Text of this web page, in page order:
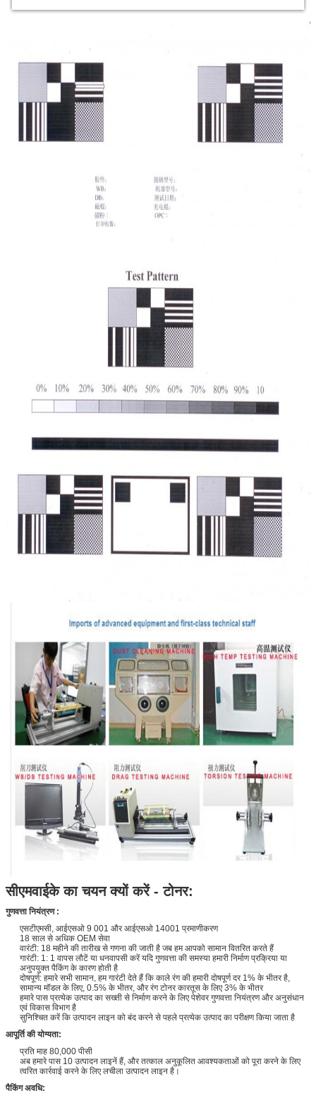
सीएमवाईके का चयन क्यों करें - टोनर:
गुणवत्ता नियंत्रण :
एसटीएमसी, आईएसओ 9 001 और आईएसओ 14001 प्रमाणीकरण
18 साल से अधिक OEM सेवा
वारंटी: 18 महीने की तारीख से गणना की जाती है जब हम आपको सामान वितरित करते हैं
गारंटी: 1: 1 वापस लौटें या धनवापसी करें यदि गुणवत्ता की समस्या हमारी निर्माण प्रक्रिया या
अनुपयुक्त पैकिंग के कारण होती है
दोषपूर्ण: हमारे सभी सामान, हम गारंटी देते हैं कि काले रंग की हमारी दोषपूर्ण दर 1% के भीतर है,
सामान्य मॉडल के लिए, 0.5% के भीतर, और रंग टोनर कारतूस के लिए 3% के भीतर
हमारे पास प्रत्येक उत्पाद का सख्ती से निर्माण करने के लिए पेशेवर गुणवत्ता नियंत्रण और अनुसंधान
एवं विकास विभाग है
सुनिश्चित करें कि उत्पादन लाइन को बंद करने से पहले प्रत्येक उत्पाद का परीक्षण किया जाता है
आपूर्ति की योग्यता:
प्रति माह 80,000 पीसी
अब हमारे पास 10 उत्पादन लाइनें हैं, और तत्काल अनुकूलित आवश्यकताओं को पूरा करने के लिए
त्वरित कार्रवाई करने के लिए लचीला उत्पादन लाइन है।
पैकिंग अवधि: